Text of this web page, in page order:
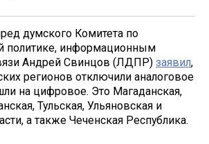
думского Комитета по
политике, информационным
Андрей Свинцов (ЛДПР) заявил,
регионов отключили аналоговое
на цифровое. Это Магаданская,
Тульская, Ульяновская и
а также Чеченская Республика.